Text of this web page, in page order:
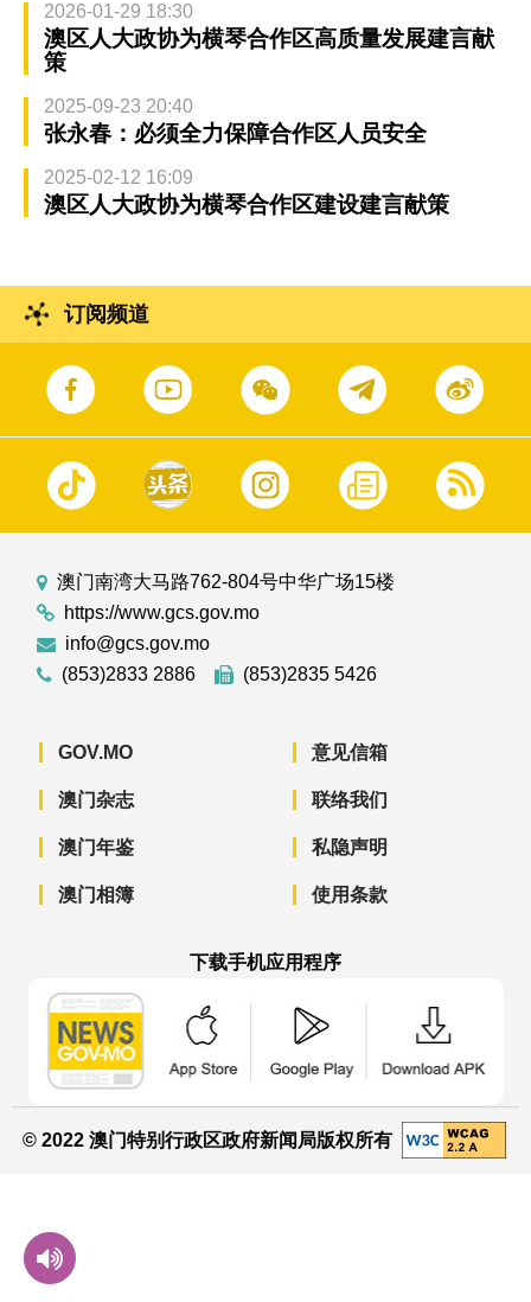
2026-01-29 18:30
澳区人大政协为横琴合作区高质量发展建言献
策
2025-09-23 20:40
张永春：必须全力保障合作区人员安全
2025-02-12 16:09
澳区人大政协为横琴合作区建设建言献策
订阅频道
澳门南湾大马路762-804号中华广场15楼
https://www.gcs.gov.mo
info@gcs.gov.mo
(853)2833 2886
(853)2835 5426
GOV.MO
澳门杂志
澳门年鉴
澳门相簿
意见信箱
联络我们
私隐声明
使用条款
下载手机应用程序
© 2022 澳门特别行政区政府新闻局版权所有